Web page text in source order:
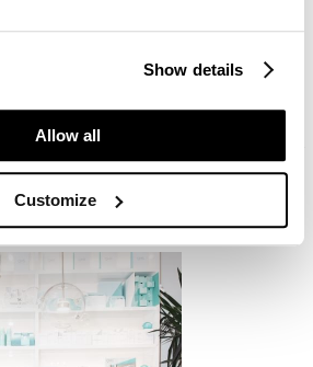
Show details
Allow all
Customize
uitgebreide skin check en krijgt een geheel
Elke huid is anders en dat vraagt om een
skincare producten voor thuis
juiste supplementen.